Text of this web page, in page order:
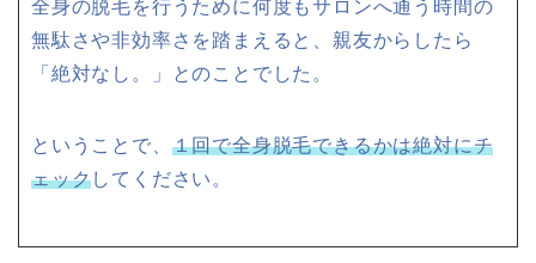
全身の脱毛を行うために何度もサロンへ通う時間の
無駄さや非効率さを踏まえると、親友からしたら
「絶対なし。」
とのことでした。
ということで、 １回で全身脱毛できるかは絶対にチ
ェックしてください。